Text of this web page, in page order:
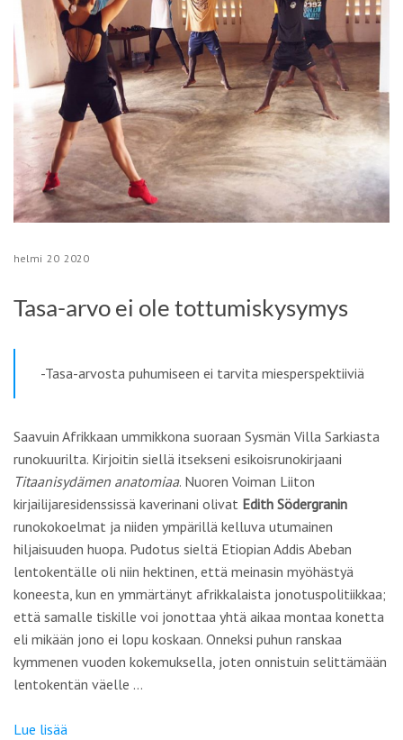
helmi 20 2020
Tasa-arvo ei ole tottumiskysymys
-Tasa-arvosta puhumiseen ei tarvita miesperspektiiviä
Saavuin Afrikkaan ummikkona suoraan Sysmän Villa Sarkiasta
runokuurilta. Kirjoitin siellä itsekseni esikoisrunokirjaani
Titaanisydämen anatomiaa. Nuoren Voiman Liiton
kirjailijaresidenssissä kaverinani olivat Edith Södergranin
runokokoelmat ja niiden ympärillä kelluva utumainen
hiljaisuuden huopa. Pudotus sieltä Etiopian Addis Abeban
lentokentälle oli niin hektinen, että meinasin myöhästyä
koneesta, kun en ymmärtänyt afrikkalaista jonotuspolitiikkaa;
että samalle tiskille voi jonottaa yhtä aikaa montaa konetta
eli mikään jono ei lopu koskaan. Onneksi puhun ranskaa
kymmenen vuoden kokemuksella, joten onnistuin selittämään
lentokentän väelle …
Lue lisää